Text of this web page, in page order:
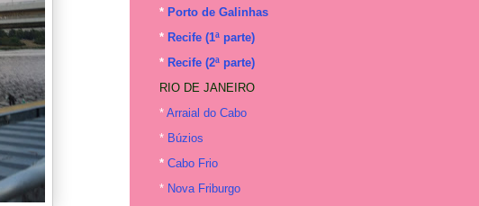
* Porto de Galinhas
* Recife (1ª parte)
* Recife (2ª parte)
RIO DE JANEIRO
* Arraial do Cabo
* Búzios
* Cabo Frio
* Nova Friburgo